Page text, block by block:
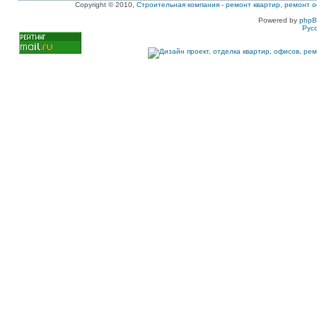
Copyright © 2010, Строительная компания - ремонт квартир, ремонт
Powered by